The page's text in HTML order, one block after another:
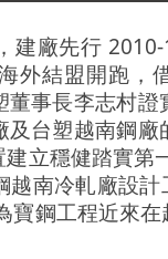
建廠先行
外結盟開跑，
事長李志村
台塑越南鋼
建立穩健踏實
南冷軋廠設
寶鋼工程近來